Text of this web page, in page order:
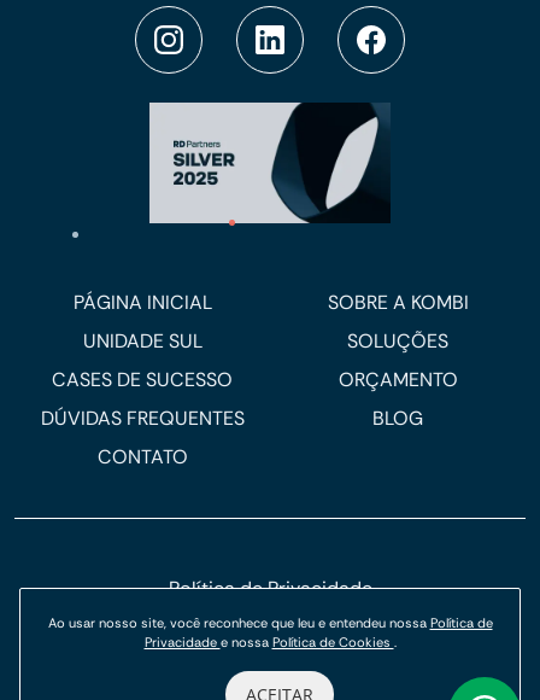
PÁGINA INICIAL
SOBRE A KOMBI
UNIDADE SUL
SOLUÇÕES
CASES DE SUCESSO
ORÇAMENTO
DÚVIDAS FREQUENTES
BLOG
CONTATO
Política de Privacidade
Política de Cookies
© Kombi Agência Digital 2026.
Ao usar nosso site, você reconhece que leu e entendeu nossa Política de
Privacidade e nossa Política de Cookies .
ACEITAR